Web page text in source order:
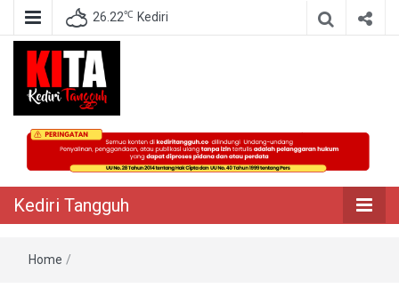
26.22℃ Kediri
Kediri Tangguh
Berita Akurat Terpercaya
Kediri Tangguh
Home /